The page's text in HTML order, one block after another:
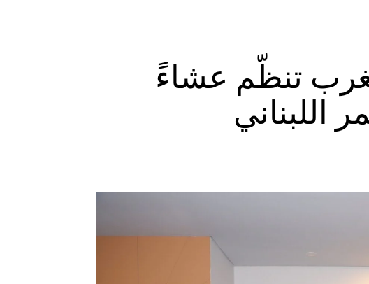
تنظّم عشاءً
اللبناني